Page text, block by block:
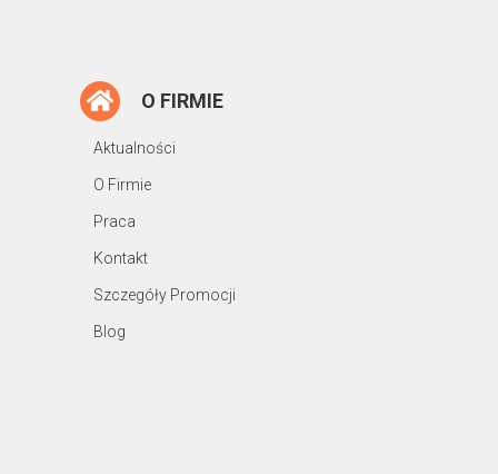
O FIRMIE
Aktualności
O Firmie
Praca
Kontakt
Szczegóły Promocji
Blog